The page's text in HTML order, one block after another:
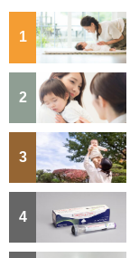
1
2
3
4